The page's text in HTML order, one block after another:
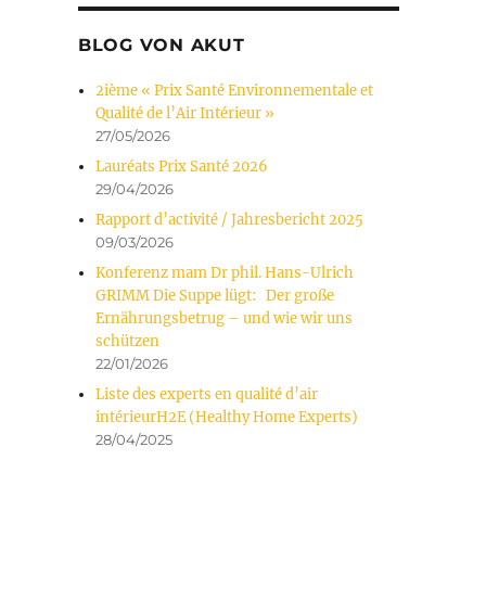
BLOG VON AKUT
2ième « Prix Santé Environnementale et
Qualité de l’Air Intérieur »
27/05/2026
Lauréats Prix Santé 2026
29/04/2026
Rapport d’activité / Jahresbericht 2025
09/03/2026
Konferenz mam Dr phil. Hans-Ulrich
GRIMM Die Suppe lügt: Der große
Ernährungsbetrug – und wie wir uns
schützen
22/01/2026
Liste des experts en qualité d’air
intérieurH2E (Healthy Home Experts)
28/04/2025